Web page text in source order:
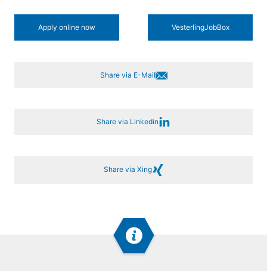
Apply online now Vesterling­JobBox
Share via E-Mail
Share via Linkedin
Share via Xing